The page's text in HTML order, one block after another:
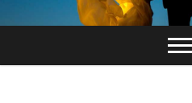
ブラン
ー 嶋
長崎 カメラマン